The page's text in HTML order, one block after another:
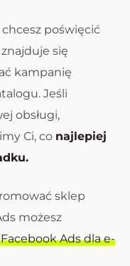
poświęcić
się
kampanię
Jeśli
obsługi,
Ci, co najlepiej
sklep
możesz
Facebook Ads dla e-